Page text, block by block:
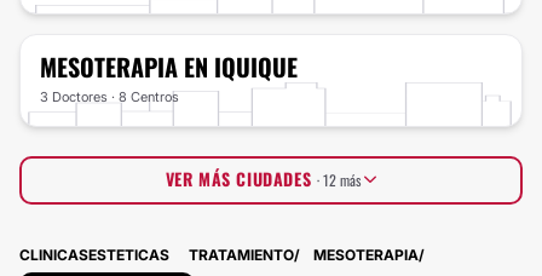
MESOTERAPIA EN IQUIQUE
3 Doctores · 8 Centros
Arica 2 Doctores · 5 Centros
VER MÁS CIUDADES · 12 más
CLINICASESTETICAS TRATAMIENTO MESOTERAPIA